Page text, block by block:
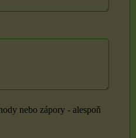
nebo zápory - alespoň